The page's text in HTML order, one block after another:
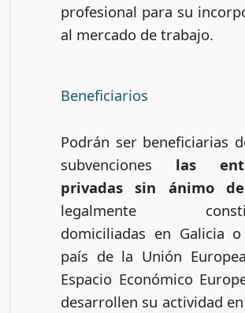
profesional para su
al mercado de trabajo.
Beneficiarios
Podrán ser beneficiarias
subvenciones las
privadas sin ánimo
legalmente
domiciliadas en Galicia
país de la Unión
Espacio Económico
desarrollen su actividad